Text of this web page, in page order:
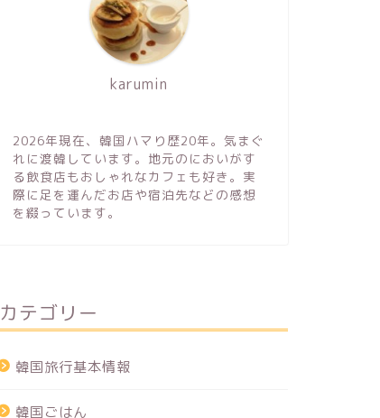
karumin
2026年現在、韓国ハマり歴20年。気まぐ
れに渡韓しています。地元のにおいがす
る飲食店もおしゃれなカフェも好き。実
際に足を運んだお店や宿泊先などの感想
を綴っています。
カテゴリー
韓国旅行基本情報
韓国ごはん